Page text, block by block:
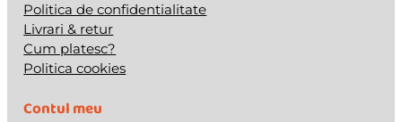
Politica de confidentialitate
Livrari & retur
Cum platesc?
Politica cookies
Contul meu